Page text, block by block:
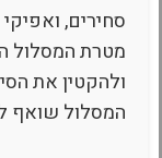
סחירים,
מטרת המסלול
ולהקטין את
המסלול שואף